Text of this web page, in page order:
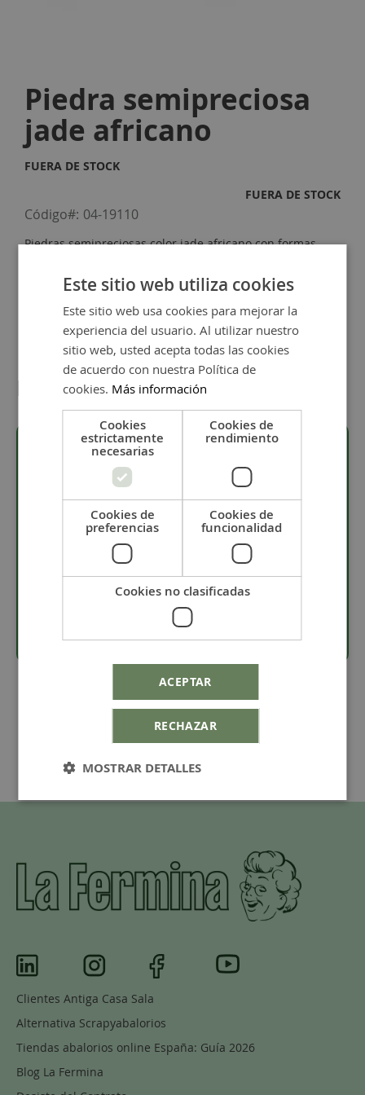
the
beginning
of
the
images
Piedra semipreciosa
jade africano
FUERA DE STOCK
FUERA DE STOCK
Código 04-19110
Piedras semipreciosas color jade africano con formas
2,50 €
Detalles
Descripción
Bolsa de 45 gramos con aproximadamente 120
unidades.
· Material: piedras semipreciosas naturales.
· Tamaño entre 0,4 y 0,7 mm.
· Piezas con un taladro de 0,9 mm.
Clientes Antiga Casa Sala
Alternativa Scrapyabalorios
Tiendas abalorios online España: Guía 2026
Blog La Fermina
Este sitio web utiliza cookies
Este sitio web usa cookies para mejorar la
experiencia del usuario. Al utilizar nuestro
sitio web, usted acepta todas las cookies
de acuerdo con nuestra Política de
cookies. Más información
Cookies
estrictamente
necesarias
Cookies de
rendimiento
Cookies de
preferencias
Cookies de
funcionalidad
Cookies no clasificadas
ACEPTAR
RECHAZAR
MOSTRAR DETALLES